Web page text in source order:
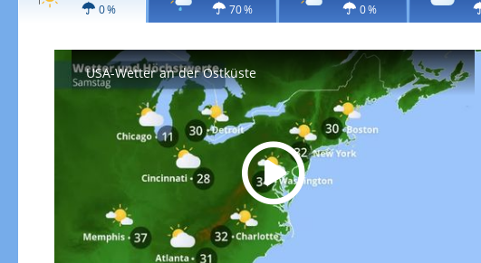
0 % 70 % 0 %
USA-Wetter an der Ostküste